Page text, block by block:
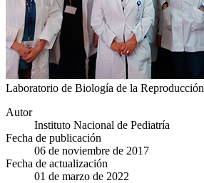
Laboratorio de Biología de la Reproducción
Autor
Instituto Nacional de Pediatría
Fecha de publicación
06 de noviembre de 2017
Fecha de actualización
01 de marzo de 2022